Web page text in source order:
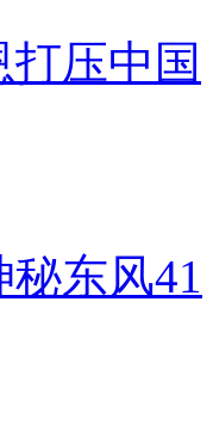
压中国
东风41